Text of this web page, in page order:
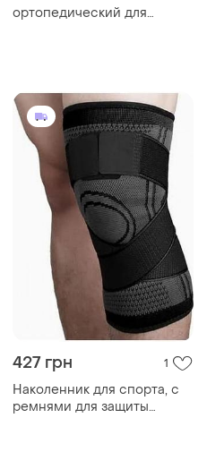
ортопедический для
427 грн 1
Наколенник для спорта, с
ремнями для защиты